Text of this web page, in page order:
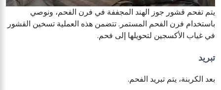
يتم تفحم قشور جوز الهند المجففة في فرن الفحم، ونوصي
باستخدام فرن الفحم المستمر. تتضمن هذه العملية تسخين القشور
في غياب الأكسجين لتحويلها إلى فحم.
تبريد
بعد الكربنة، يتم تبريد الفحم.